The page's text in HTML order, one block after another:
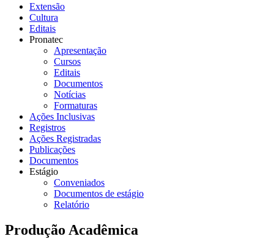
Extensão
Cultura
Editais
Pronatec
Apresentação
Cursos
Editais
Documentos
Notícias
Formaturas
Ações Inclusivas
Registros
Ações Registradas
Publicações
Documentos
Estágio
Conveniados
Documentos de estágio
Relatório
Produção Acadêmica